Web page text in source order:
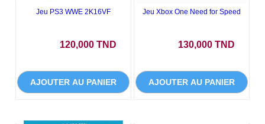
Jeu PS3 WWE 2K16VF
120,000 TND
AJOUTER AU PANIER
Jeu Xbox One Need for Speed
130,000 TND
AJOUTER AU PANIER